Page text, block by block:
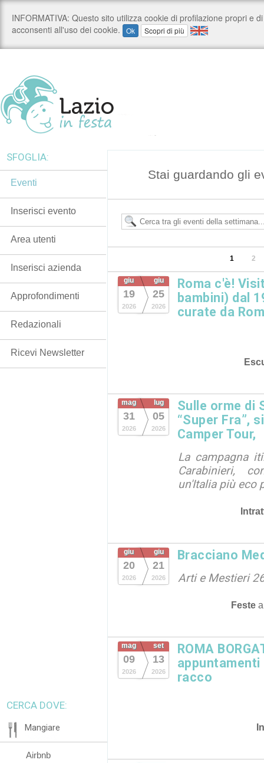
Stai guardando gli
1 2
giu
19
2026
giu
25
2026
Roma c'è!
bambini) dal
curate da
mag
31
2026
lug
05
2026
Sulle orme di
“Super Fra”,
Camper Tour,
La campagna
Carabinieri,
un'Italia più eco
giu
20
2026
giu
21
2026
Bracciano
Arti e Mestieri
Feste
mag
09
2026
set
13
2026
ROMA
racco
SFOGLIA:
Eventi
Inserisci evento
Area utenti
Inserisci azienda
Approfondimenti
Redazionali
Ricevi Newsletter
CERCA DOVE:
Mangiare
Airbnb